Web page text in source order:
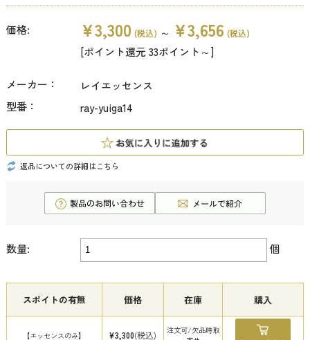
価格: ¥3,300 (税込) ～ ¥3,656 (税込)
[ポイント還元 33ポイント～]
メーカー：
レイエッセンス
型番：
ray-yuiga14
返品についての詳細はこちら
数量: 個
スポイトの有無 価格 在庫 購入
【エッセンスのみ】 ¥3,300(税込)
注文可/欠品時取